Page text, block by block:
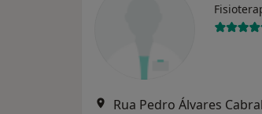
Rua Pedro Álvares